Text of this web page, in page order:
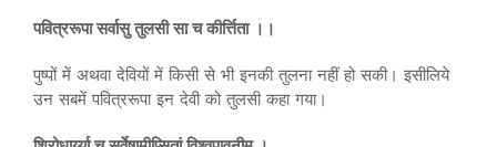
पवित्ररूपा सर्वासु तुलसी सा च कीर्त्तिता ।।
पुष्पों में अथवा देवियों में किसी से भी इनकी तुलना नहीं हो सकी। इसीलिये
उन सबमें पवित्ररूपा इन देवी को तुलसी कहा गया।